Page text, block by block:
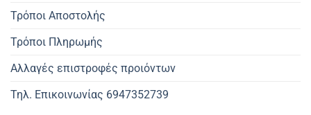
Τρόποι Αποστολής
Τρόποι Πληρωμής
Αλλαγές επιστροφές προιόντων
Τηλ. Επικοινωνίας 6947352739